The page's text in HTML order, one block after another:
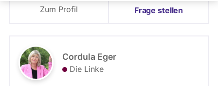
Über unsZum Profil Frage stellen
Cordula Eger
Die Linke